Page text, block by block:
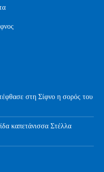
στη Σίφνο η σορός του
καπετάνισσα Στέλλα